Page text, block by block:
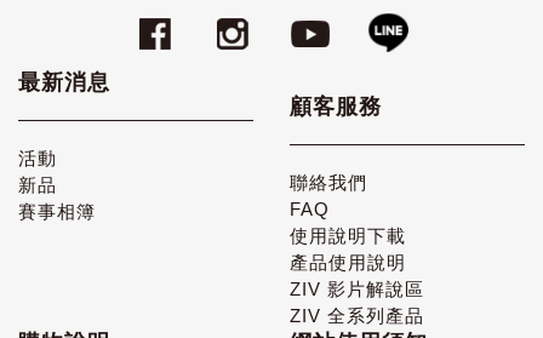
最新消息
活動
新品
賽事相簿
顧客服務
聯絡我們
FAQ
使用說明下載
產品使用說明
ZIV 影片解說區
ZIV 全系列產品